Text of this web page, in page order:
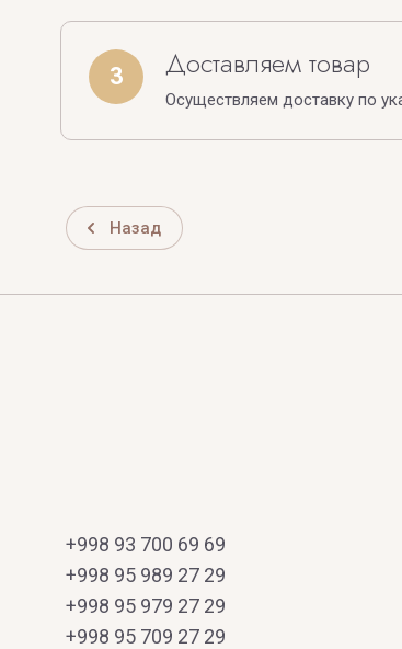
3 Доставляем товар
Осуществляем доставку по
Назад
+998 93 700 69 69
+998 95 989 27 29
+998 95 979 27 29
+998 95 709 27 29